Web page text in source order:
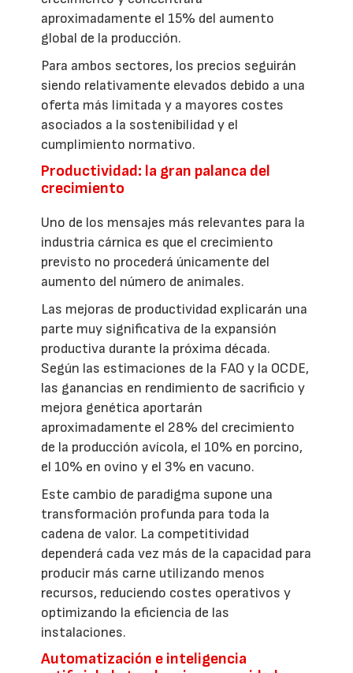
aproximadamente el 15% del aumento
global de la producción.
Para ambos sectores, los precios seguirán
siendo relativamente elevados debido a una
oferta más limitada y a mayores costes
asociados a la sostenibilidad y el
cumplimiento normativo.
Productividad: la gran palanca del
crecimiento
Uno de los mensajes más relevantes para la
industria cárnica es que el crecimiento
previsto no procederá únicamente del
aumento del número de animales.
Las mejoras de productividad explicarán una
parte muy significativa de la expansión
productiva durante la próxima década.
Según las estimaciones de la FAO y la OCDE,
las ganancias en rendimiento de sacrificio y
mejora genética aportarán
aproximadamente el 28% del crecimiento
de la producción avícola, el 10% en porcino,
el 10% en ovino y el 3% en vacuno.
Este cambio de paradigma supone una
transformación profunda para toda la
cadena de valor. La competitividad
dependerá cada vez más de la capacidad para
producir más carne utilizando menos
recursos, reduciendo costes operativos y
optimizando la eficiencia de las
instalaciones.
Automatización e inteligencia